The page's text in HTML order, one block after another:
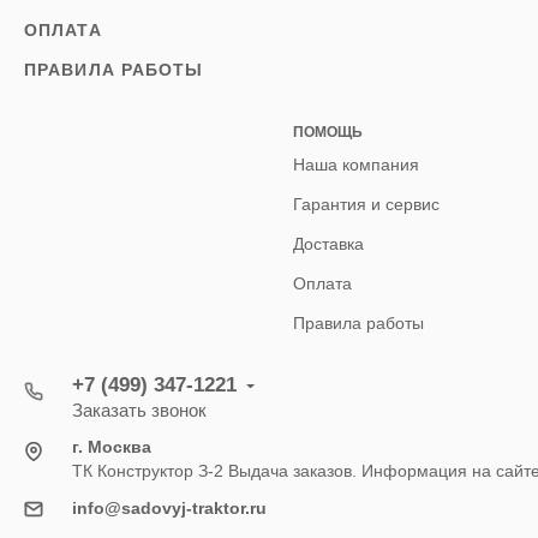
ОПЛАТА
ПРАВИЛА РАБОТЫ
ПОМОЩЬ
Наша компания
Гарантия и сервис
Доставка
Оплата
Правила работы
+7 (499) 347-1221
Заказать звонок
г. Москва
ТК Конструктор З-2 Выдача заказов. Информация на
info@sadovyj-traktor.ru